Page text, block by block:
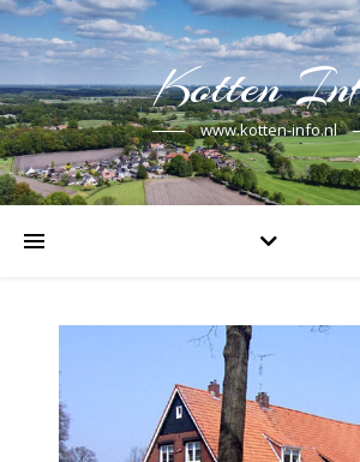
Kotten
www.kotten-info.nl